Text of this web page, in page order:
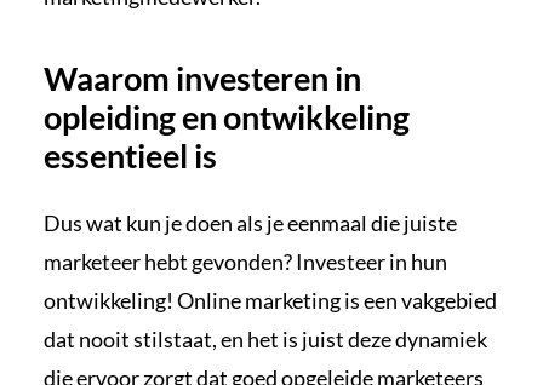
Waarom investeren in
opleiding en ontwikkeling
essentieel is
Dus wat kun je doen als je eenmaal die juiste
marketeer hebt gevonden? Investeer in hun
ontwikkeling! Online marketing is een vakgebied
dat nooit stilstaat, en het is juist deze dynamiek
die ervoor zorgt dat goed opgeleide marketeers